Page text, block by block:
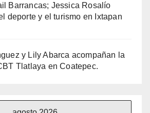
Barrancas; Jessica Rosalío
deporte y el turismo en Ixtapan
y Lily Abarca acompañan la
Tlatlaya en Coatepec.